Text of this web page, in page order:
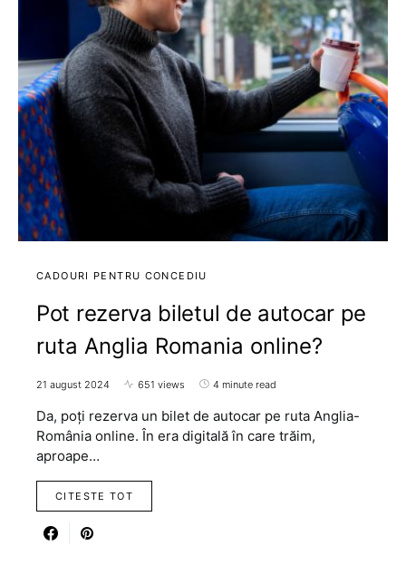
CADOURI PENTRU CONCEDIU
Pot rezerva biletul de autocar pe
ruta Anglia Romania online?
21 august 2024 651 views 4 minute read
Da, poți rezerva un bilet de autocar pe ruta Anglia-
România online. În era digitală în care trăim,
aproape…
CITESTE TOT